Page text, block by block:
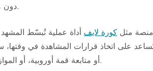
دون مفاجآت في اللحظات الأخيرة.
منصة مثل كورة لايف أداة عملية تُبسّط
على اتخاذ قرارات المشاهدة في
أو متابعة قمة أوروبية، أو الموازنة بينهما وفق الموعد والقناة.